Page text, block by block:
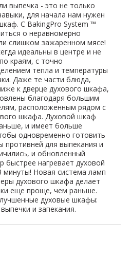
выпечка - это не только
для начала нам нужен
С BakingPro System ™
о неравномерно
слишком зажаренном мясе!
идеальны в центре и не
краям, с точно
тепла и температуры
Даже те части блюда,
к дверце духового шкафа,
благодаря большим
расположенным рядом с
шкафа. Духовой шкаф
и имеет больше
одновременно готовить
для выпекания и
и обновленный
быстрее нагревает духовой
минуты! Новая система ламп
духового шкафа делает
еще проще, чем раньше.
духовые шкафы:
и запекания.